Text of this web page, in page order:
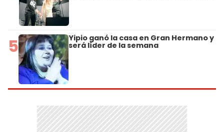
5 Yipio ganó la casa en Gran Hermano y
será líder de la semana